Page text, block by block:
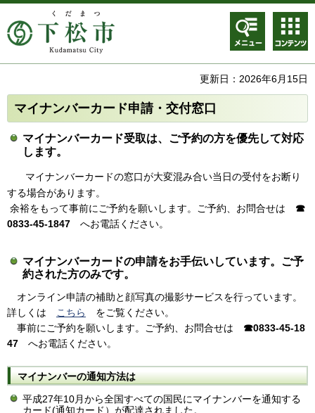
メニュ
ー
コンテ
ンツメ
ニュー
更新日：2026年6月15日
マイナンバーカード申請・交付窓口
マイナンバーカード受取は、ご予約の方を優先して対応
します。
マイナンバーカードの窓口が大変混み合い当日の受付をお断り
する場合があります。
余裕をもって事前にご予約を願いします。ご予約、お問合せは ☎
0833-45-1847 へお電話ください。
マイナンバーカードの申請をお手伝いしています。ご予
約された方のみです。
オンライン申請の補助と顔写真の撮影サービスを行っています。
詳しくは
こちら
をご覧ください。
事前にご予約を願いします。ご予約、お問合せは ☎0833-45-18
47 へお電話ください。
マイナンバーの通知方法は
平成27年10月から全国すべての国民にマイナンバーを通知する
カード(通知カード）が配達されました。